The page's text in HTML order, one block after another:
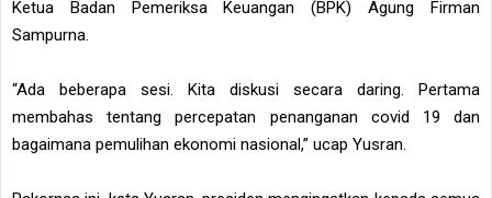
Ketua Badan Pemeriksa Keuangan (BPK) Agung Firman
Sampurna.
“Ada beberapa sesi. Kita diskusi secara daring. Pertama
membahas tentang percepatan penanganan covid 19 dan
bagaimana pemulihan ekonomi nasional,” ucap Yusran.